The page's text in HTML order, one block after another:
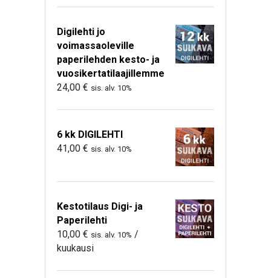
Digilehti jo
voimassaoleville
paperilehden kesto- ja
vuosikertatilaajillemme
24,00 € sis. alv. 10%
6 kk DIGILEHTI
41,00 € sis. alv. 10%
Kestotilaus Digi- ja
Paperilehti
10,00 € sis. alv. 10% /
kuukausi